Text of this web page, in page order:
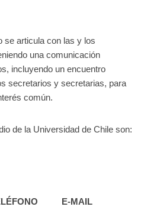
se articula con las y los
una comunicación
incluyendo un encuentro
secretarios y secretarias, para
común.
de la Universidad de Chile son:
E-MAIL